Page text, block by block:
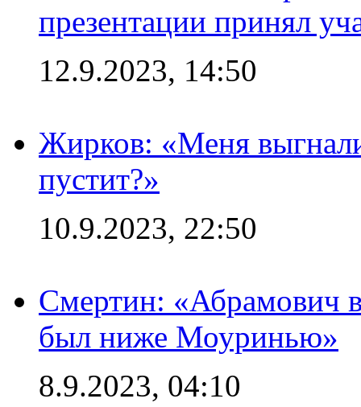
презентации принял
12.9.2023, 14:50
Жирков: «Меня
пустит?»
10.9.2023, 22:50
Смертин: «Абрамович в
был ниже Моуринью»
8.9.2023, 04:10